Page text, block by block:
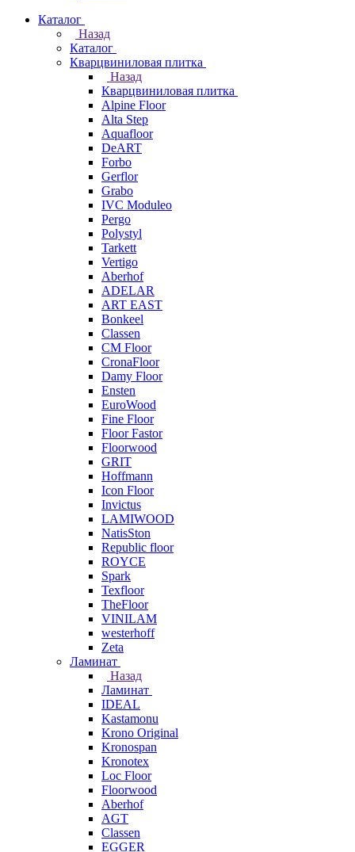
Каталог
Назад
Каталог
Кварцвиниловая плитка
Назад
Кварцвиниловая плитка
Alpine Floor
Alta Step
Aquafloor
DeART
Forbo
Gerflor
Grabo
IVC Moduleo
Pergo
Polystyl
Tarkett
Vertigo
Aberhof
ADELAR
ART EAST
Bonkeel
Classen
CM Floor
CronaFloor
Damy Floor
Ensten
EuroWood
Fine Floor
Floor Fastor
Floorwood
GRIT
Hoffmann
Icon Floor
Invictus
LAMIWOOD
NatisSton
Republic floor
ROYCE
Spark
Texfloor
TheFloor
VINILAM
westerhoff
Zeta
Ламинат
Назад
Ламинат
IDEAL
Kastamonu
Krono Original
Kronospan
Kronotex
Loc Floor
Floorwood
Aberhof
AGT
Classen
EGGER